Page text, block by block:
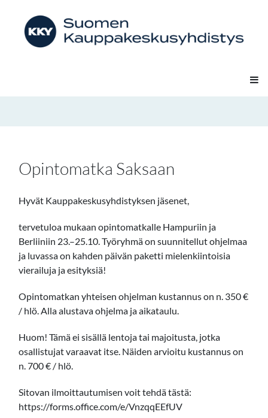
Opintomatka Saksaan
Hyvät Kauppakeskusyhdistyksen jäsenet,
tervetuloa mukaan opintomatkalle Hampuriin ja
Berliiniin 23.–25.10. Työryhmä on suunnitellut ohjelmaa
ja luvassa on kahden päivän paketti mielenkiintoisia
vierailuja ja esityksiä!
Opintomatkan yhteisen ohjelman kustannus on n. 350 €
/ hlö. Alla alustava ohjelma ja aikataulu.
Huom! Tämä ei sisällä lentoja tai majoitusta, jotka
osallistujat varaavat itse. Näiden arvioitu kustannus on
n. 700 € / hlö.
Sitovan ilmoittautumisen voit tehdä tästä:
https://forms.office.com/e/VnzqqEEfUV